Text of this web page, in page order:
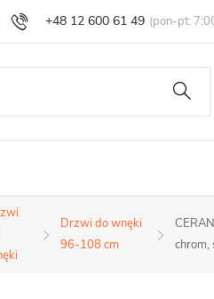
+48 12 600 61 49
Zwroty i reklamacje
Drzwi do wnęki
96-108 cm
chrom,